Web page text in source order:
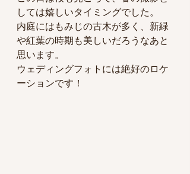
しては嬉しいタイミングでした。
内庭にはもみじの古木が多く、新緑
や紅葉の時期も美しいだろうなあと
思います。
ウェディングフォトには絶好のロケ
ーションです！